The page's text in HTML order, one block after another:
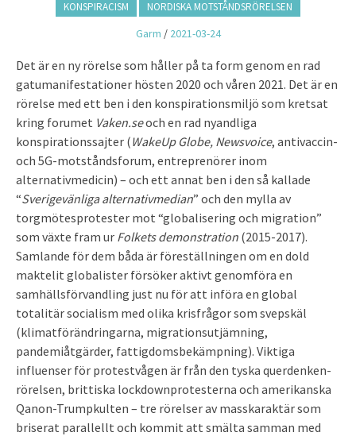
KONSPIRACISM NORDISKA MOTSTÅNDSRÖRELSEN
Garm / 2021-03-24
Det är en ny rörelse som håller på ta form genom en rad
gatumanifestationer hösten 2020 och våren 2021. Det är en
rörelse med ett ben i den konspirationsmiljö som kretsat
kring forumet Vaken.seoch en rad nyandliga
konspirationssajter (WakeUp Globe, Newsvoice, antivaccin-
och 5G-motståndsforum, entreprenörer inom
alternativmedicin) – och ett annat ben i den så kallade
“Sverigevänliga alternativmedian” och den mylla av
torgmötesprotester mot “globalisering och migration”
som växte fram ur Folkets demonstration (2015-2017).
Samlande för dem båda är föreställningen om en dold
maktelit globalister försöker aktivt genomföra en
samhällsförvandling just nu för att införa en global
totalitär socialism med olika krisfrågor som svepskäl
(klimatförändringarna, migrationsutjämning,
pandemiåtgärder, fattigdomsbekämpning). Viktiga
influenser för protestvågen är från den tyska querdenken-
rörelsen, brittiska lockdownprotesterna och amerikanska
Qanon-Trumpkulten – tre rörelser av masskaraktär som
briserat parallellt och kommit att smälta samman med